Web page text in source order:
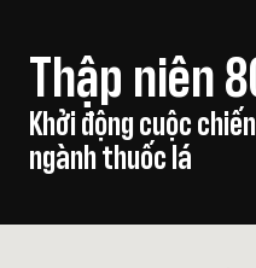
2026
Thập niên
Khởi động cuộc
ngành thuốc lá